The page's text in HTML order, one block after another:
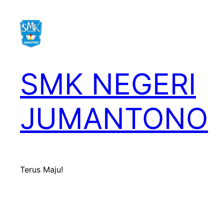
content
SMK NEGERI
JUMANTONO
Terus Maju!